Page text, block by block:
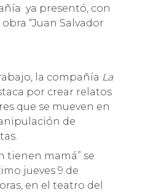
ya presentó, con
“Juan Salvador
la compañía La
por crear relatos
que se mueven en
de
tienen mamá” se
jueves 9 de
en el teatro del